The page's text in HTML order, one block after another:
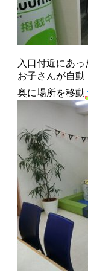
入口付近にあ
お子さんが自動
奥に場所を移動